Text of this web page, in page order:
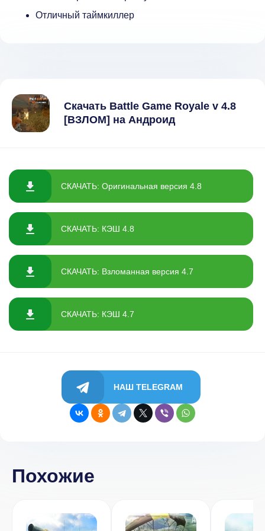
Отличный таймкиллер
Скачать Battle Game Royale v 4.8
[ВЗЛОМ] на Андроид
СКАЧАТЬ: Оригинальная версия 4.8
СКАЧАТЬ: КЭШ 4.8
СКАЧАТЬ: Взломанная версия 4.7
СКАЧАТЬ: КЭШ 4.7
НАШ TELEGRAM
Похожие